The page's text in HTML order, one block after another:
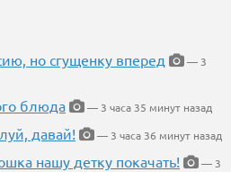
но сгущенку вперед
— 3
блюда
— 3 часа 35 минут назад
давай!
— 3 часа 36 минут назад
нашу детку покачать!
— 3